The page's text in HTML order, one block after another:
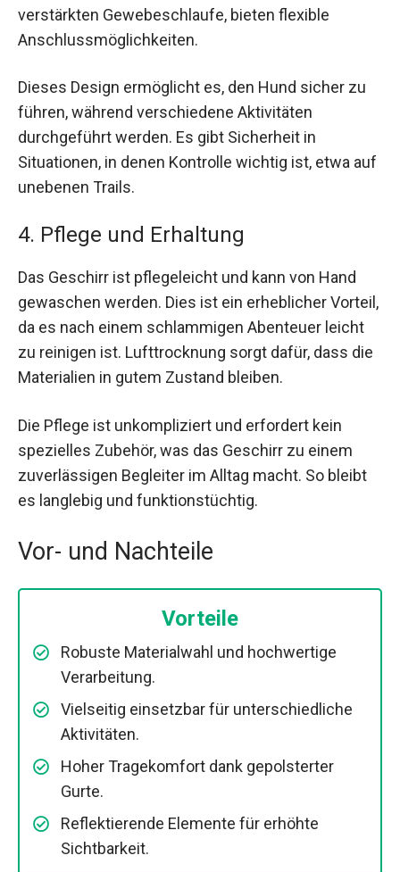
verstärkten Gewebeschlaufe, bieten flexible
Anschlussmöglichkeiten.
Dieses Design ermöglicht es, den Hund sicher zu
führen, während verschiedene Aktivitäten
durchgeführt werden. Es gibt Sicherheit in
Situationen, in denen Kontrolle wichtig ist, etwa auf
unebenen Trails.
4. Pflege und Erhaltung
Das Geschirr ist pflegeleicht und kann von Hand
gewaschen werden. Dies ist ein erheblicher Vorteil,
da es nach einem schlammigen Abenteuer leicht
zu reinigen ist. Lufttrocknung sorgt dafür, dass die
Materialien in gutem Zustand bleiben.
Die Pflege ist unkompliziert und erfordert kein
spezielles Zubehör, was das Geschirr zu einem
zuverlässigen Begleiter im Alltag macht. So bleibt
es langlebig und funktionstüchtig.
Vor- und Nachteile
Vorteile
Robuste Materialwahl und hochwertige
Verarbeitung.
Vielseitig einsetzbar für unterschiedliche
Aktivitäten.
Hoher Tragekomfort dank gepolsterter
Gurte.
Reflektierende Elemente für erhöhte
Sichtbarkeit.